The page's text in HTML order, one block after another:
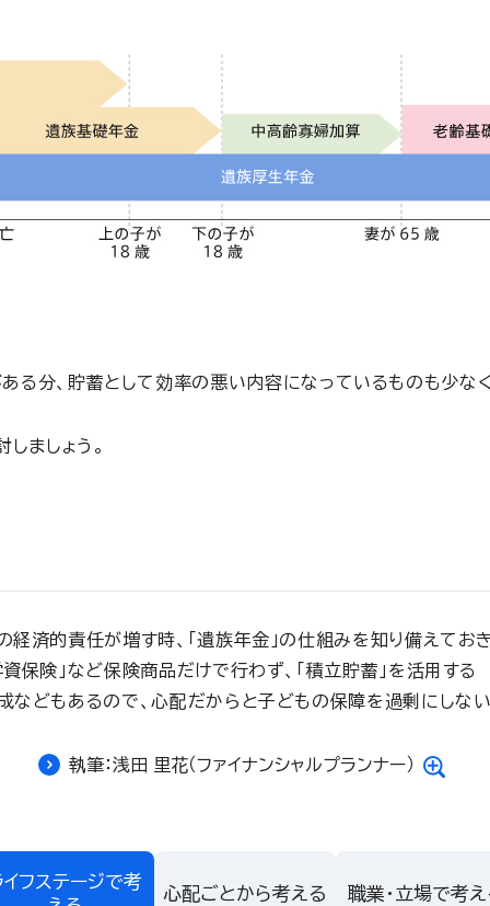
、貯蓄として効率の悪い内容になっているもの
ましょう。
経済的責任が増す時、「遺族年金」の仕組みを知り備えてお
保険」など保険商品だけで行わず、「積立貯蓄」を活用する
などもあるので、心配だからと子どもの保障を過剰にしな
執筆：浅田 里花（ファイナンシャルプランナー）
イフステージで考
心配ごとから考える 職業・立場で考え